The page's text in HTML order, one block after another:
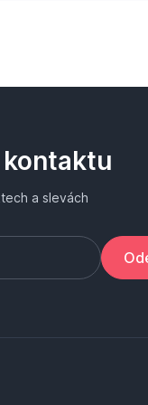
a slevách